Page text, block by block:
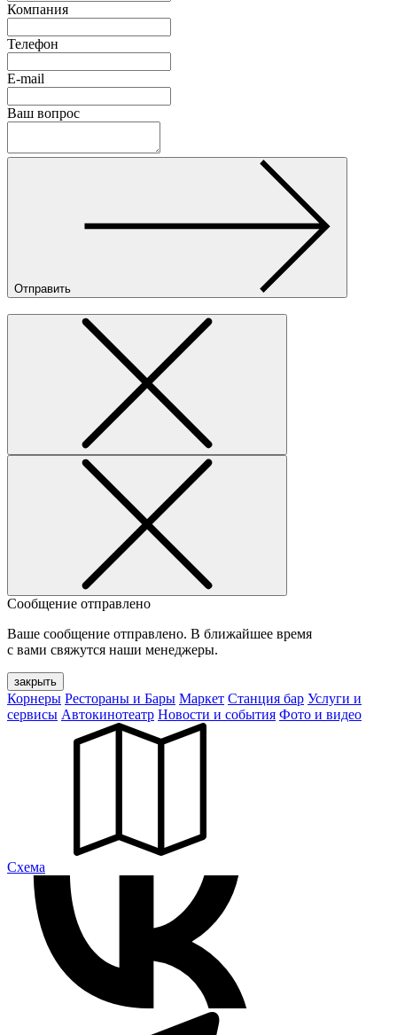
Компания
Телефон
E-mail
Ваш вопрос
Отправить
Сообщение отправлено
Ваше сообщение отправлено. В ближайшее время
с вами свяжутся наши менеджеры.
закрыть
Корнеры Рестораны и Бары Маркет Станция бар Услуги и
сервисы Автокинотеатр Новости и события Фото и видео
Cхема